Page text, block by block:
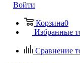
Войти
Корзина0
Избранные
Сравнение